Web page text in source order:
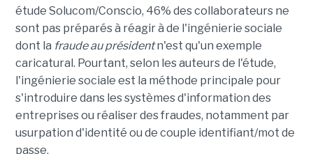
étude Solucom/Conscio, 46% des collaborateurs ne
sont pas préparés à réagir à de l'ingénierie sociale
dont la fraude au présidentn'est qu'un exemple
caricatural. Pourtant, selon les auteurs de l'étude,
l'ingénierie sociale est la méthode principale pour
s'introduire dans les systèmes d'information des
entreprises ou réaliser des fraudes, notamment par
usurpation d'identité ou de couple identifiant/mot de
passe.